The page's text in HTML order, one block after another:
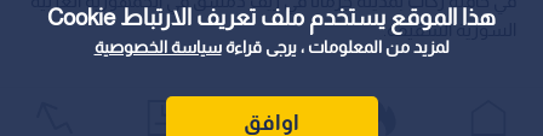
هذا الموقع يستخدم ملف تعريف الارتباط Cookie
لمزيد من المعلومات ، يرجى قراءةسياسة الخصوصية
اوافق
السورية الشقيقة.